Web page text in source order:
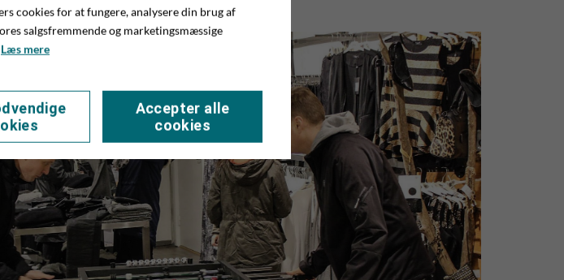
cookies for at fungere, analysere din brug af
salgsfremmende og marketingsmæssige
Læs mere
Accepter alle
cookies